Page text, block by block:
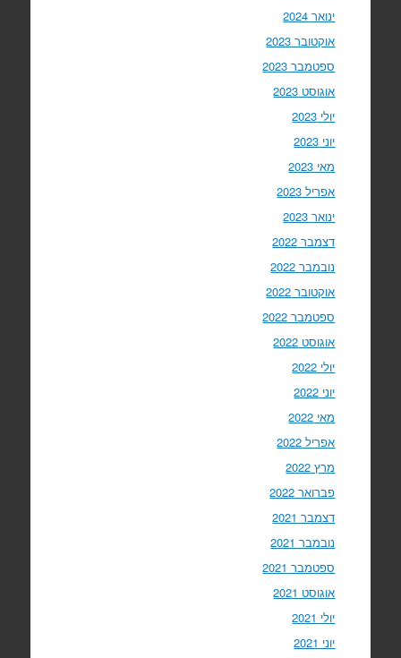
ינואר 2024
אוקטובר 2023
ספטמבר 2023
אוגוסט 2023
יולי 2023
יוני 2023
מאי 2023
אפריל 2023
ינואר 2023
דצמבר 2022
נובמבר 2022
אוקטובר 2022
ספטמבר 2022
אוגוסט 2022
יולי 2022
יוני 2022
מאי 2022
אפריל 2022
מרץ 2022
פברואר 2022
דצמבר 2021
נובמבר 2021
ספטמבר 2021
אוגוסט 2021
יולי 2021
יוני 2021